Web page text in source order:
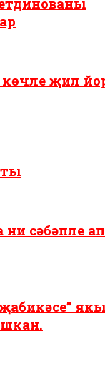
көчле җил
ни сәбәпле